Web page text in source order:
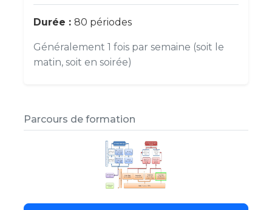
Durée : 80 périodes
Généralement 1 fois par semaine (soit le
matin, soit en soirée)
Parcours de formation